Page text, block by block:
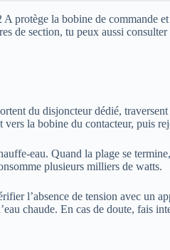
la bobine de commande
de section, tu peux aussi
du disjoncteur dédié,
la bobine du contacteur, puis
eau. Quand la plage se
plusieurs milliers de watts.
l’absence de tension avec un
chaude. En cas de doute, fais